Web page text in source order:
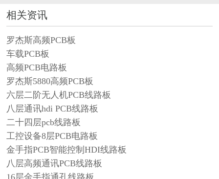
相关资讯
罗杰斯高频PCB板
车载PCB板
高频PCB电路板
罗杰斯5880高频PCB板
六层二阶无人机PCB线路板
八层通讯hdi PCB线路板
二十四层pcb线路板
工控设备8层PCB电路板
金手指PCB智能控制HDI线路板
八层高频通讯PCB线路板
16层金手指通孔线路板